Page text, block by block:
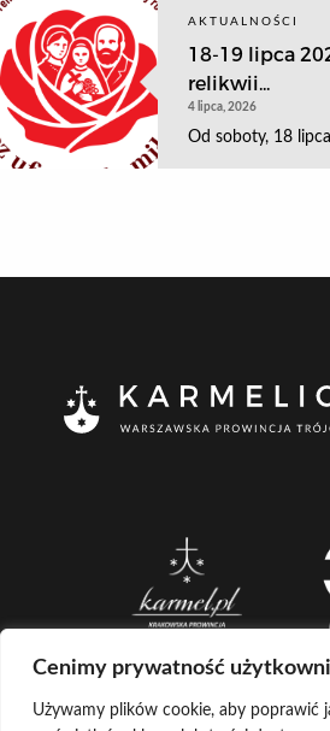
Cenimy prywatność
Używamy plików cookie, aby poprawić
AKTUALNOŚCI
18-19 lipca
relikwii...
4 lipca, 2026
Od soboty, 18